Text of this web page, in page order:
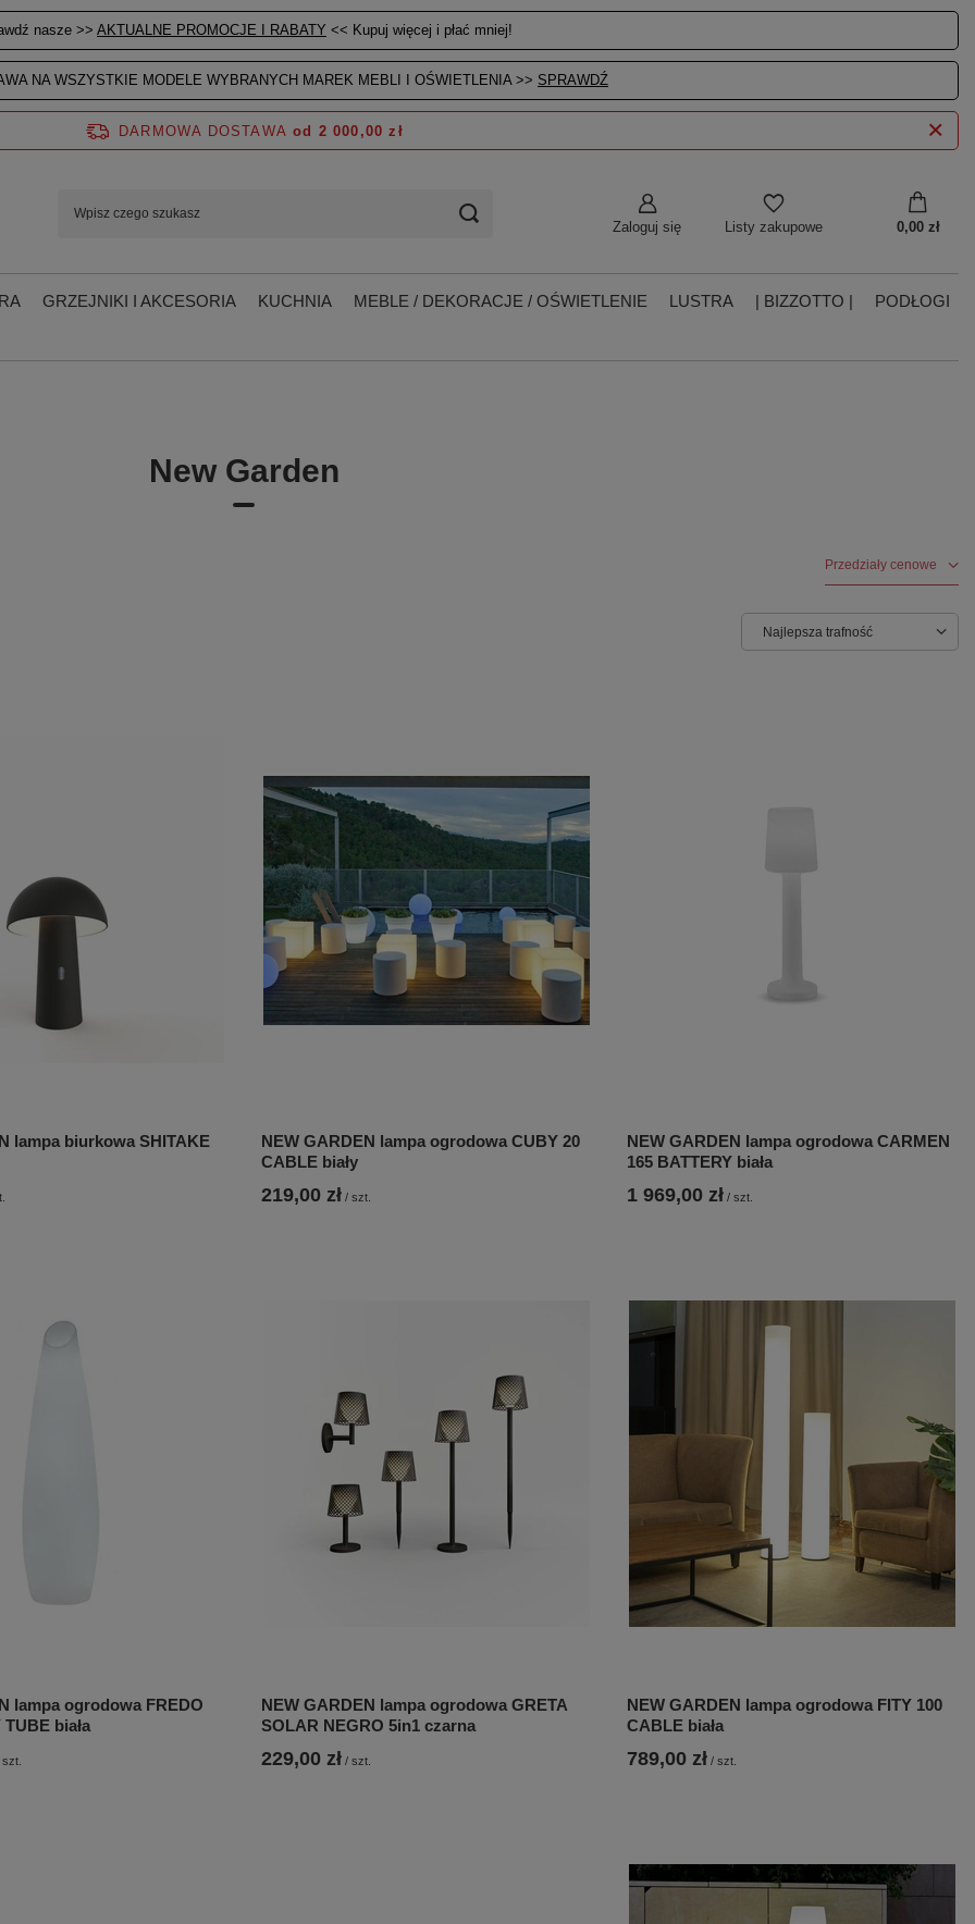
nasze >> AKTUALNE PROMOCJE I RABATY << Kupuj więcej i płać mniej!
NA WSZYSTKIE MODELE WYBRANYCH MAREK MEBLI I OŚWIETLENIA >> SPRAWDŹ
Zaloguj się Listy zakupowe 0,00 zł
DARMOWA DOSTAWA od 2 000,00 zł
GRZEJNIKI I AKCESORIA KUCHNIA MEBLE / DEKORACJE / OŚWIETLENIE LUSTRA | BIZZOTTO |
PODŁOGI
New Garden
Przedziały cenowe
Najlepsza trafność
lampa biurkowa SHITAKE
NEW GARDEN lampa ogrodowa CUBY 20
CABLE biały
219,00 zł / szt.
NEW GARDEN lampa ogrodowa CARMEN
165 BATTERY biała
1 969,00 zł / szt.
lampa ogrodowa FREDO
TUBE biała
szt.
NEW GARDEN lampa ogrodowa GRETA
SOLAR NEGRO 5in1 czarna
229,00 zł / szt.
NEW GARDEN lampa ogrodowa FITY 100
CABLE biała
789,00 zł / szt.